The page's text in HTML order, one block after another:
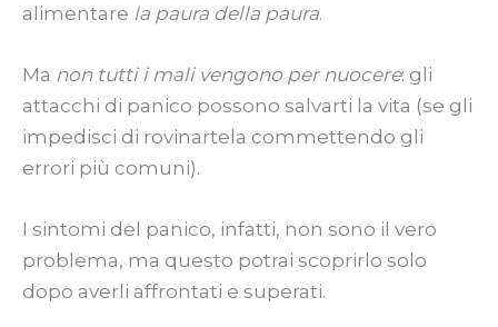
alimentare la paura della paura.
Ma non tutti i mali vengono per nuocere: gli
attacchi di panico possono salvarti la vita (se gli
impedisci di rovinartela commettendo gli
errori più comuni).
I sintomi del panico, infatti, non sono il vero
problema, ma questo potrai scoprirlo solo
dopo averli affrontati e superati.